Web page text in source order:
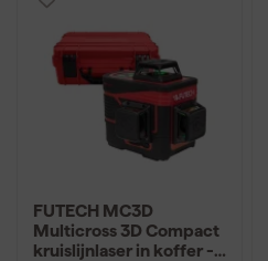
FUTECH MC3D
Multicross 3D Compact
kruislijnlaser in koffer -